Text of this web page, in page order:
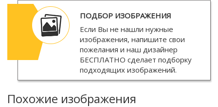
ПОДБОР ИЗОБРАЖЕНИЯ
Если Вы не нашли нужные
изображения, напишите свои
пожелания и наш дизайнер
БЕСПЛАТНО сделает подборку
подходящих изображений.
Похожие изображения